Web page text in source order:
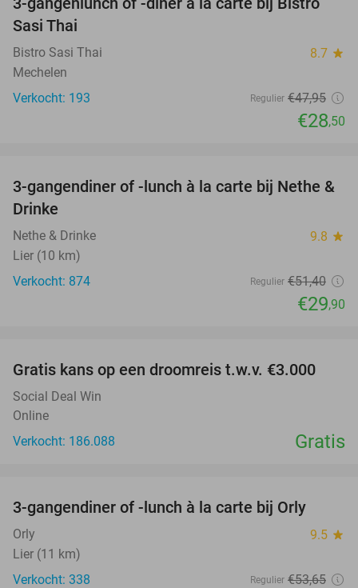
41%
Sasi Thai
Bistro Sasi Thai 8.7 star
Mechelen
Verkocht: 193
Regulier €47,95
€28,50
42%
3-gangendiner of -lunch à la carte bij Nethe &
Drinke
Nethe & Drinke 9.8 star
Lier (10 km)
Verkocht: 874
Regulier €51,40
€29,90
Gratis kans op een droomreis t.w.v. €3.000
Social Deal Win
Online
Verkocht: 186.088
Gratis
3-gangendiner of -lunch à la carte bij Orly
Orly 9.5 star
Lier (11 km)
Verkocht: 338
Regulier €53,65